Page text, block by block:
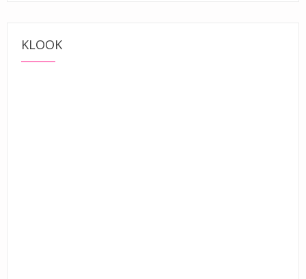
KLOOK